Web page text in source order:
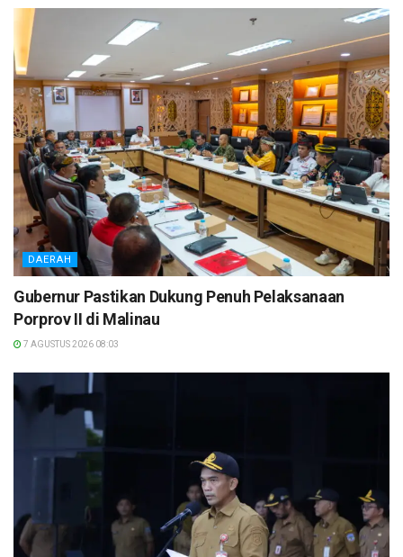
DAERAH
Gubernur Pastikan Dukung Penuh Pelaksanaan
Porprov II di Malinau
7 AGUSTUS 2026 08:03